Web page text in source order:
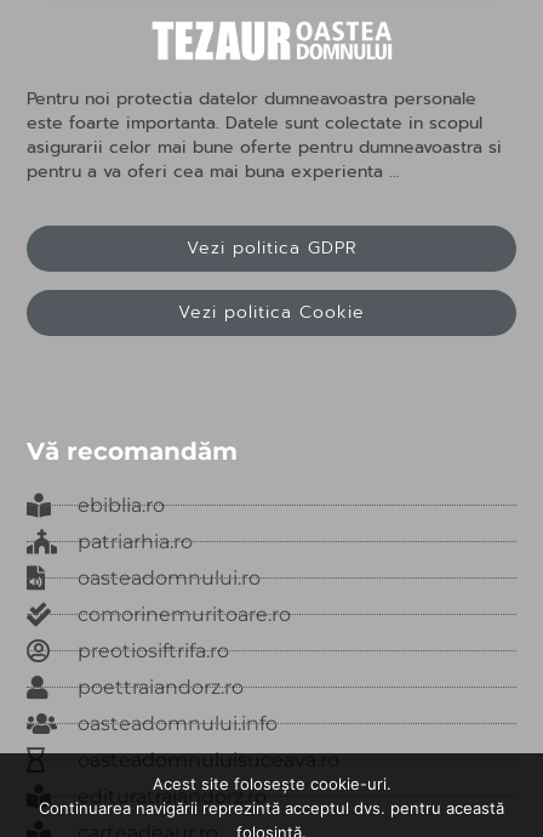
Pentru noi protectia datelor dumneavoastra personale
este foarte importanta. Datele sunt colectate in scopul
asigurarii celor mai bune oferte pentru dumneavoastra si
pentru a va oferi cea mai buna experienta …
Vezi politica GDPR
Vezi politica Cookie
Vă recomandăm
ebiblia.ro
patriarhia.ro
oasteadomnului.ro
comorinemuritoare.ro
preotiosiftrifa.ro
poettraiandorz.ro
oasteadomnului.info
oasteadomnuluisuceava.ro
edituratraiandorz.ro
Acest site folosește cookie-uri.
Continuarea navigării reprezintă acceptul dvs. pentru această
folosință.